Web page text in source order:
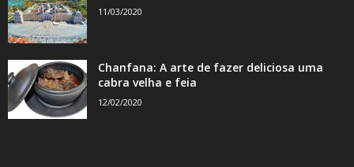
11/03/2020
Chanfana: A arte de fazer deliciosa uma
cabra velha e feia
12/02/2020